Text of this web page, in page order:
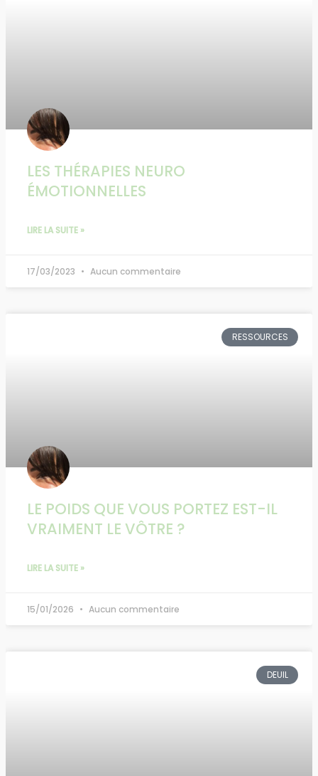
LES THÉRAPIES NEURO
ÉMOTIONNELLES
LIRE LA SUITE »
17/03/2023 Aucun commentaire
RESSOURCES
LE POIDS QUE VOUS PORTEZ EST-IL
VRAIMENT LE VÔTRE ?
LIRE LA SUITE »
15/01/2026 Aucun commentaire
DEUIL